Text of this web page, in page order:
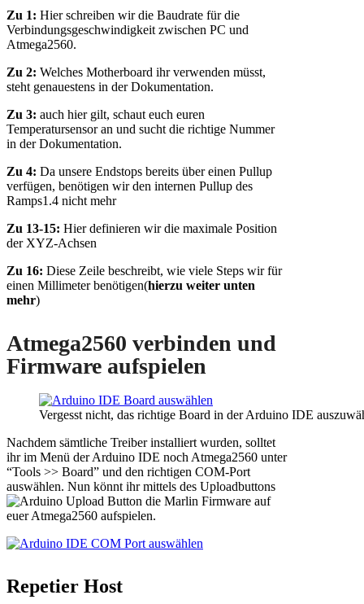
Zu 1: Hier schreiben wir die Baudrate für die
Verbindungsgeschwindigkeit zwischen PC und
Atmega2560.
Zu 2: Welches Motherboard ihr verwenden müsst,
steht genauestens in der Dokumentation.
Zu 3: auch hier gilt, schaut euch euren
Temperatursensor an und sucht die richtige Nummer
in der Dokumentation.
Zu 4: Da unsere Endstops bereits über einen Pullup
verfügen, benötigen wir den internen Pullup des
Ramps1.4 nicht mehr
Zu 13-15: Hier definieren wir die maximale Position
der XYZ-Achsen
Zu 16: Diese Zeile beschreibt, wie viele Steps wir für
einen Millimeter benötigen(hierzu weiter unten
mehr)
Atmega2560 verbinden und
Firmware aufspielen
Vergesst nicht, das richtige Board in der Arduino IDE
Nachdem sämtliche Treiber installiert wurden, solltet
ihr im Menü der Arduino IDE noch Atmega2560 unter
“Tools >> Board” und den richtigen COM-Port
auswählen. Nun könnt ihr mittels des Uploadbuttons
die Marlin Firmware auf
euer Atmega2560 aufspielen.
Repetier Host